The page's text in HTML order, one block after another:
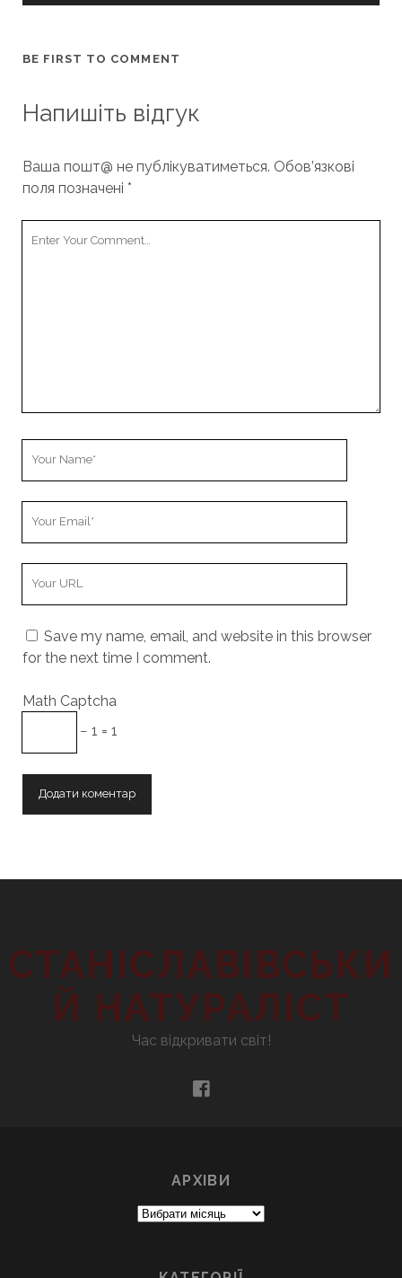
BE FIRST TO COMMENT
Напишіть відгук
Ваша пошт@ не публікуватиметься. Обов’язкові
поля позначені *
Save my name, email, and website in this browser
for the next time I comment.
Math Captcha
− 1 = 1
СТАНІСЛАВІВСЬКИ
Й НАТУРАЛІСТ
Час відкривати світ!
facebook
АРХІВИ
Архіви